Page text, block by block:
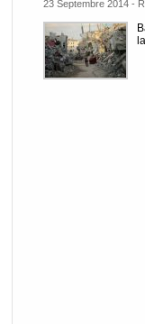
23 Septembre 2014 -